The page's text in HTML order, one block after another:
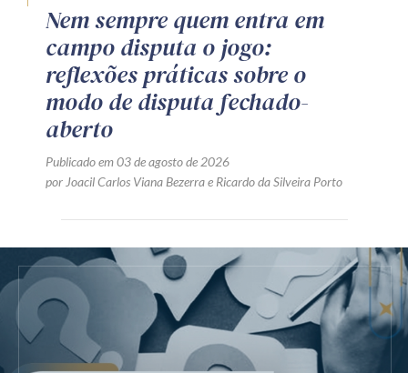
Nem sempre quem entra em
campo disputa o jogo:
reflexões práticas sobre o
modo de disputa fechado-
aberto
Publicado em 03 de agosto de 2026
por Joacil Carlos Viana Bezerrae Ricardo da Silveira Porto